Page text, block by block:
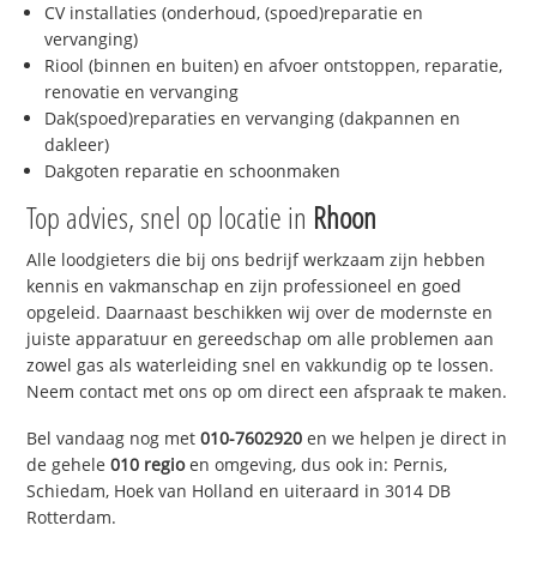
CV installaties (onderhoud, (spoed)reparatie en
vervanging)
Riool (binnen en buiten) en afvoer ontstoppen, reparatie,
renovatie en vervanging
Dak(spoed)reparaties en vervanging (dakpannen en
dakleer)
Dakgoten reparatie en schoonmaken
Top advies, snel op locatie in Rhoon
Alle loodgieters die bij ons bedrijf werkzaam zijn hebben
kennis en vakmanschap en zijn professioneel en goed
opgeleid. Daarnaast beschikken wij over de modernste en
juiste apparatuur en gereedschap om alle problemen aan
zowel gas als waterleiding snel en vakkundig op te lossen.
Neem contact met ons op om direct een afspraak te maken.
Bel vandaag nog met010-7602920 en we helpen je direct in
de gehele010 regioen omgeving, dus ook in: Pernis,
Schiedam, Hoek van Holland en uiteraard in 3014 DB
Rotterdam.